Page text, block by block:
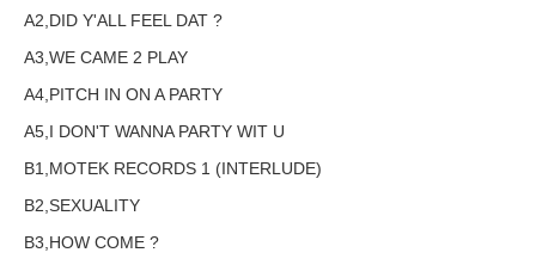
A2,DID Y'ALL FEEL DAT ?
A3,WE CAME 2 PLAY
A4,PITCH IN ON A PARTY
A5,I DON'T WANNA PARTY WIT U
B1,MOTEK RECORDS 1 (INTERLUDE)
B2,SEXUALITY
B3,HOW COME ?